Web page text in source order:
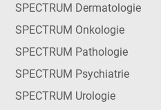
SPECTRUM Dermatologie
SPECTRUM Onkologie
SPECTRUM Pathologie
SPECTRUM Psychiatrie
SPECTRUM Urologie